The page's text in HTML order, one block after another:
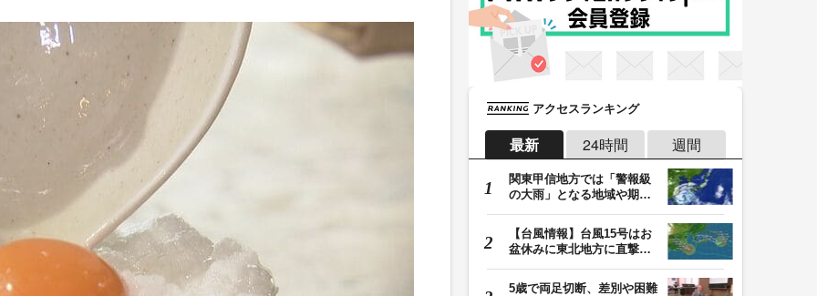
アクセスランキング
最新 24時間 週間
関東甲信地方では「警報級
の大雨」となる地域や期間
【台風情報】台風15号はお
盆休みに東北地方に直撃す
5歳で両足切断、差別や困難